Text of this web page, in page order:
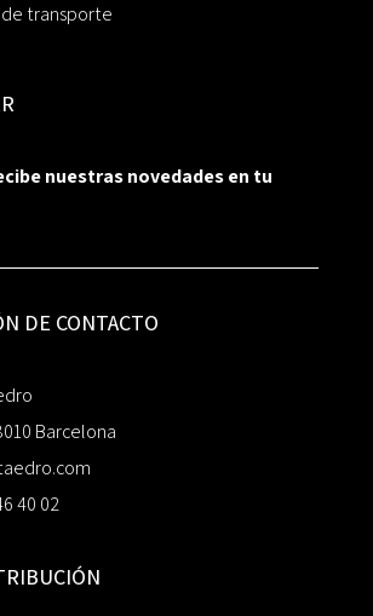
transporte
nuestras novedades en tu
DE CONTACTO
Barcelona
40 02